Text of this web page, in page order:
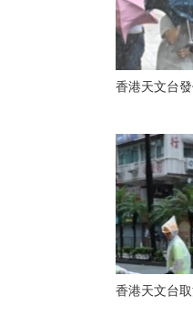
香港天文台
香港天文台